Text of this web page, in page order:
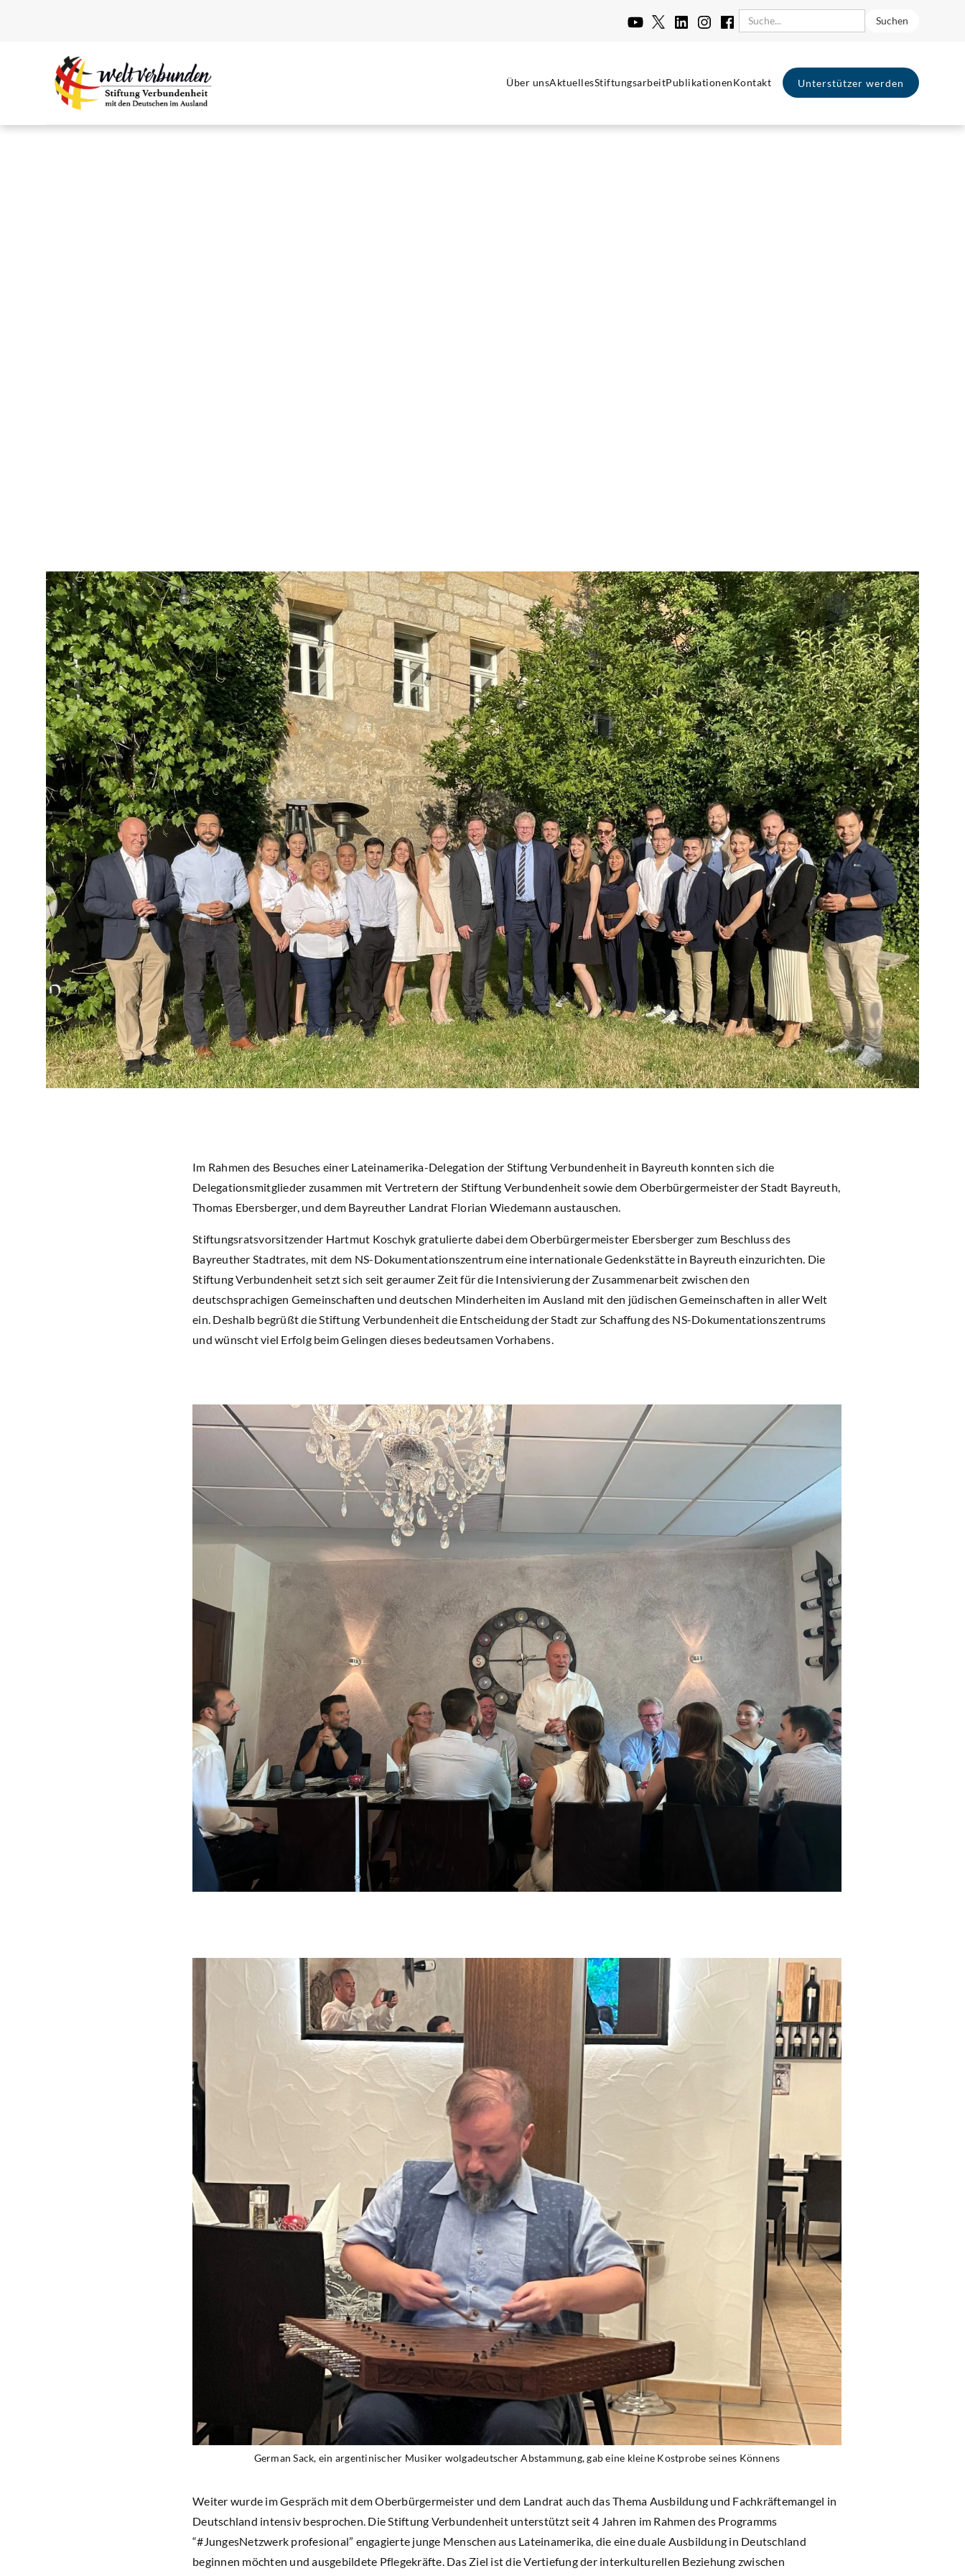
Über unsAktuellesStiftungsarbeitPublikationenKontakt Unterstützer werden
Im Rahmen des Besuches einer Lateinamerika-Delegation der Stiftung Verbundenheit in Bayreuth konnten sich die
Delegationsmitglieder zusammen mit Vertretern der Stiftung Verbundenheit sowie dem Oberbürgermeister der Stadt Bayreuth,
Thomas Ebersberger, und dem Bayreuther Landrat Florian Wiedemann austauschen.
Stiftungsratsvorsitzender Hartmut Koschyk gratulierte dabei dem Oberbürgermeister Ebersberger zum Beschluss des
Bayreuther Stadtrates, mit dem NS-Dokumentationszentrum eine internationale Gedenkstätte in Bayreuth einzurichten. Die
Stiftung Verbundenheit setzt sich seit geraumer Zeit für die Intensivierung der Zusammenarbeit zwischen den
deutschsprachigen Gemeinschaften und deutschen Minderheiten im Ausland mit den jüdischen Gemeinschaften in aller Welt
ein. Deshalb begrüßt die Stiftung Verbundenheit die Entscheidung der Stadt zur Schaffung des NS-Dokumentationszentrums
und wünscht viel Erfolg beim Gelingen dieses bedeutsamen Vorhabens.
German Sack, ein argentinischer Musiker wolgadeutscher Abstammung, gab eine kleine Kostprobe seines Könnens
Weiter wurde im Gespräch mit dem Oberbürgermeister und dem Landrat auch das Thema Ausbildung und Fachkräftemangel in
Deutschland intensiv besprochen. Die Stiftung Verbundenheit unterstützt seit 4 Jahren im Rahmen des Programms
“#JungesNetzwerk profesional” engagierte junge Menschen aus Lateinamerika, die eine duale Ausbildung in Deutschland
beginnen möchten und ausgebildete Pflegekräfte. Das Ziel ist die Vertiefung der interkulturellen Beziehung zwischen